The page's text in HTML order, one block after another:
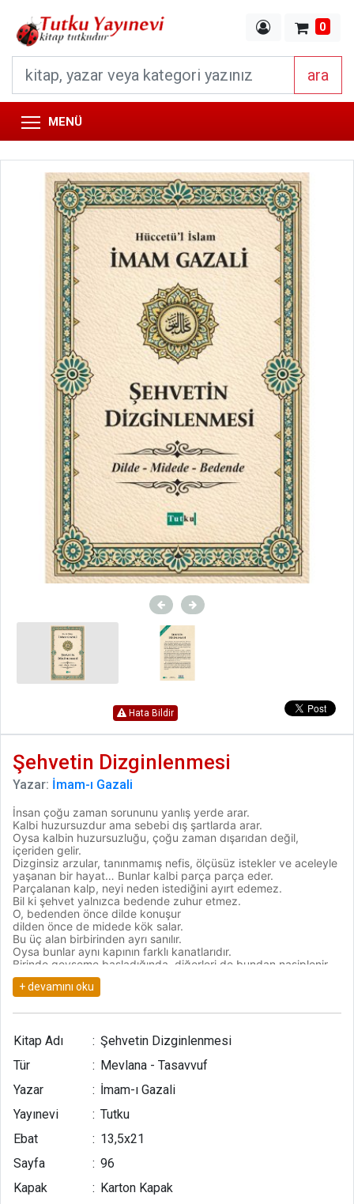
0
ara
MENÜ
Hata Bildir
Şehvetin Dizginlenmesi
Yazar: İmam-ı Gazali
İnsan çoğu zaman sorununu yanlış yerde arar.
Kalbi huzursuzdur ama sebebi dış şartlarda arar.
Oysa kalbin huzursuzluğu, çoğu zaman dışarıdan değil,
içeriden gelir.
Dizginsiz arzular, tanınmamış nefis, ölçüsüz istekler ve aceleyle
yaşanan bir hayat… Bunlar kalbi parça parça eder.
Parçalanan kalp, neyi neden istediğini ayırt edemez.
Bil ki şehvet yalnızca bedende zuhur etmez.
O, bedenden önce dilde konuşur
dilden önce de midede kök salar.
Bu üç alan birbirinden ayrı sanılır.
Oysa bunlar aynı kapının farklı kanatlarıdır.
Birinde gevşeme başladığında, diğerleri de bundan nasiplenir.
Bu sebeple şehvetle mücadele, tek bir uzuv üzerinden
yürütülemez.
Midede ölçü bulmayan şehvet, bedende taşar.
Şunu bilmek gerekir ki dil, şehvetin en erken habercisidir.
İnsan çoğu zaman bir fiili işlemeden önce onu dillendirir.
Dil, arzunun prova alanıdır.
Bu yüzden tasavvuf ehli, dildeki serbestliği masum görmez.
Kitap Adı : Şehvetin Dizginlenmesi
Tür
: Mevlana - Tasavvuf
Yazar
: İmam-ı Gazali
Yayınevi
: Tutku
Ebat
: 13,5x21
Sayfa
: 96
Kapak
: Karton Kapak